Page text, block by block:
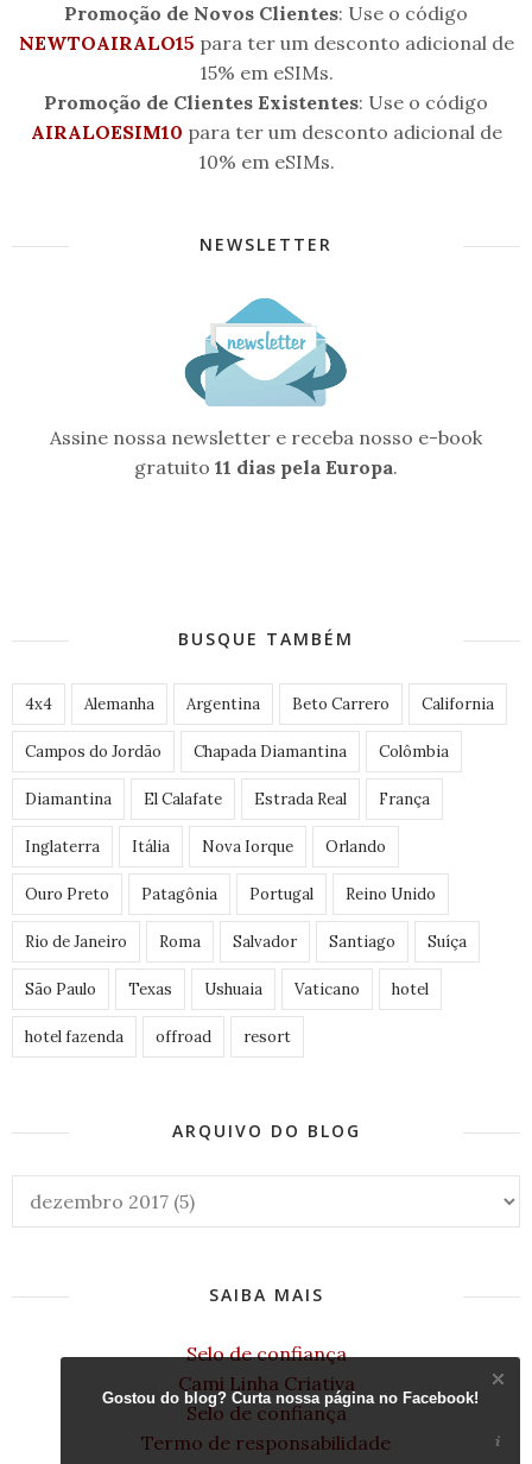
Promoção de Novos Clientes: Use o código
NEWTOAIRALO15 para ter um desconto adicional de
15% em eSIMs.
Promoção de Clientes Existentes: Use o código
AIRALOESIM10 para ter um desconto adicional de
10% em eSIMs.
NEWSLETTER
Assine nossa newsletter e receba nosso e-book
gratuito 11 dias pela Europa.
BUSQUE TAMBÉM
4x4 Alemanha Argentina Beto Carrero California
Campos do Jordão Chapada Diamantina Colômbia
Diamantina El Calafate Estrada Real França
Inglaterra Itália Nova Iorque Orlando
Ouro Preto Patagônia Portugal Reino Unido
Rio de Janeiro Roma Salvador Santiago Suíça
São Paulo Texas Ushuaia Vaticano hotel
hotel fazenda offroad resort
ARQUIVO DO BLOG
SAIBA MAIS
Selo de confiança
Cami Linha Criativa
Selo de confiança
Termo de responsabilidade
Gostou do blog? Curta nossa página no Facebook!